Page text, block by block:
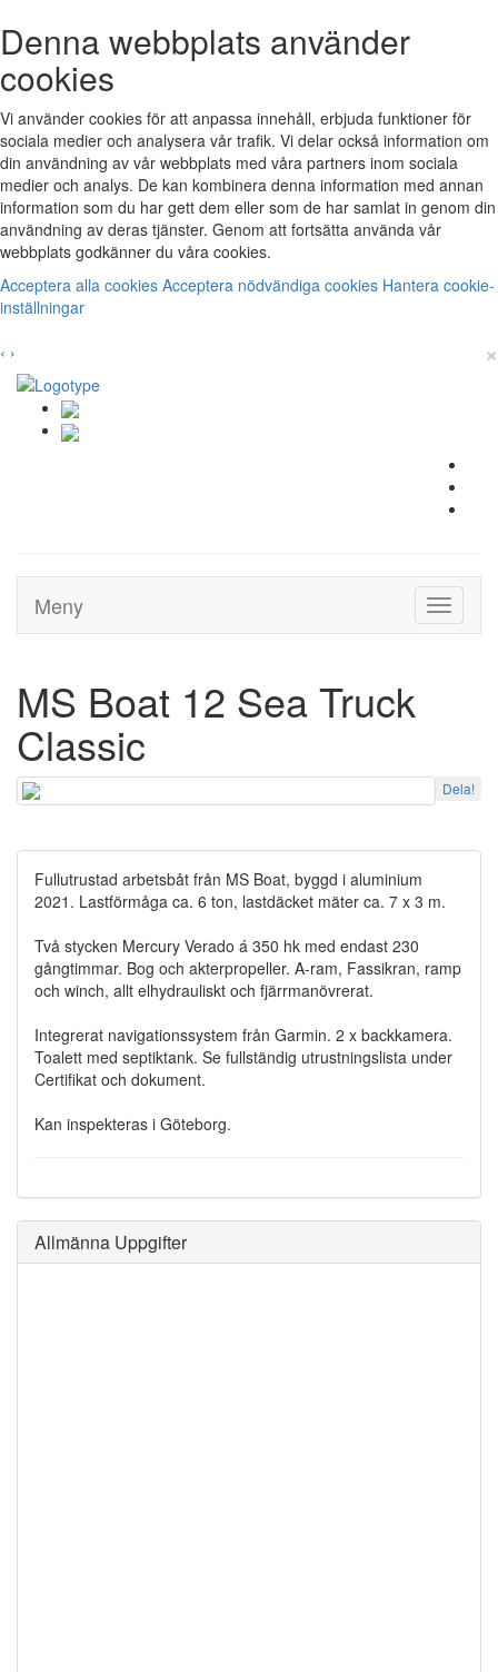
Denna webbplats använder
cookies
Vi använder cookies för att anpassa innehåll, erbjuda funktioner för
sociala medier och analysera vår trafik. Vi delar också information om
din användning av vår webbplats med våra partners inom sociala
medier och analys. De kan kombinera denna information med annan
information som du har gett dem eller som de har samlat in genom din
användning av deras tjänster. Genom att fortsätta använda vår
webbplats godkänner du våra cookies.
Acceptera alla cookies Acceptera nödvändiga cookies Hantera cookie-
inställningar
‹ › ×
Toggle
Meny
MS Boat 12 Sea Truck
Classic
Dela!
Fullutrustad arbetsbåt från MS Boat, byggd i aluminium
2021. Lastförmåga ca. 6 ton, lastdäcket mäter ca. 7 x 3 m.
Två stycken Mercury Verado á 350 hk med endast 230
gångtimmar. Bog och akterpropeller. A-ram, Fassikran, ramp
och winch, allt elhydrauliskt och fjärrmanövrerat.
Integrerat navigationssystem från Garmin. 2 x backkamera.
Toalett med septiktank. Se fullständig utrustningslista under
Certifikat och dokument.
Kan inspekteras i Göteborg.
Allmänna Uppgifter